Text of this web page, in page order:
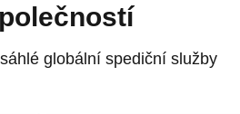
globální spediční služby